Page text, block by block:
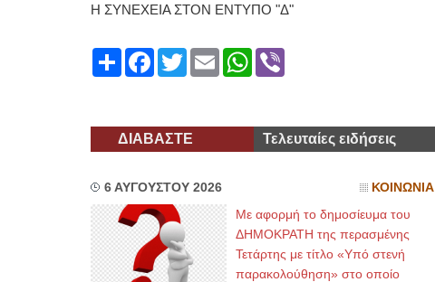
Η ΣΥΝΕΧΕΙΑ ΣΤΟΝ ΕΝΤΥΠΟ "Δ"
ShareFacebook
TwitterEmailWhatsApp
Viber
ΔΙΑΒΑΣΤΕ Τελευταίες ειδήσεις
6 ΑΥΓΟΥΣΤΟΥ 2026 ΚΟΙΝΩΝΙΑ
Με αφορμή το δημοσίευμα του
ΔΗΜΟΚΡΑΤΗ της περασμένης
Τετάρτης με τίτλο «Υπό στενή
παρακολούθηση» στο οποίο